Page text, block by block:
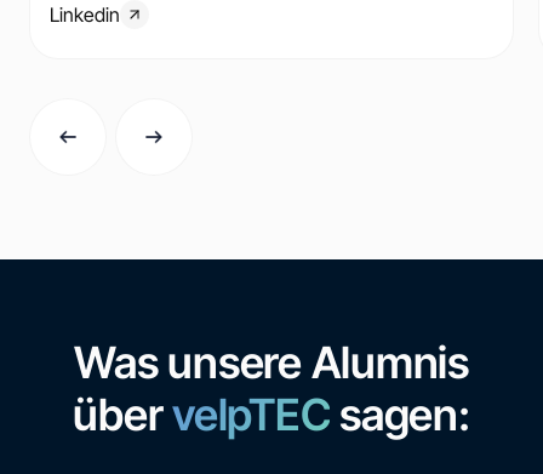
Linkedin
Was unsere Alumnis
übervelpTEC sagen: